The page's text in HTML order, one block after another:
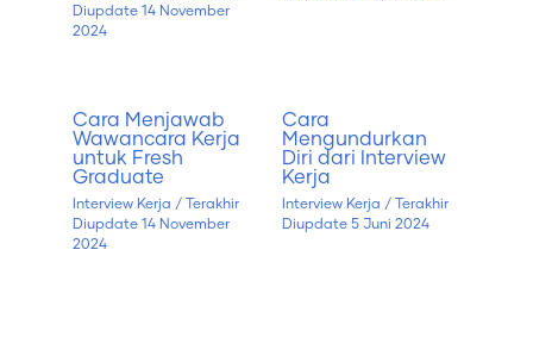
Diupdate 14 November
2024
Cara Menjawab
Wawancara Kerja
untuk Fresh
Graduate
Interview Kerja / Terakhir
Diupdate 14 November
2024
Cara
Mengundurkan
Diri dari Interview
Kerja
Interview Kerja / Terakhir
Diupdate5 Juni 2024